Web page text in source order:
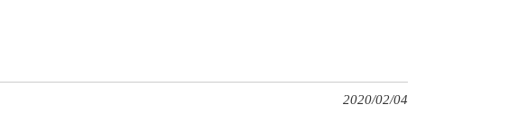
2020/02/04